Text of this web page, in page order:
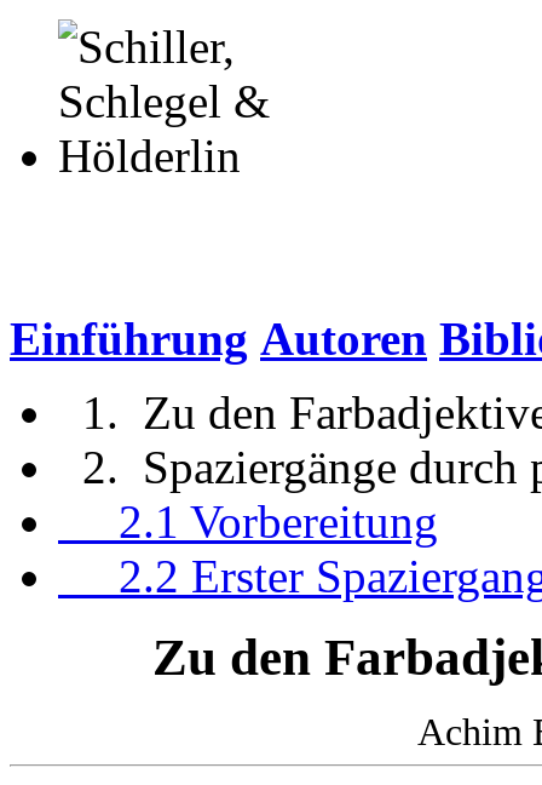
Einführung Autoren
1. Zu den
2. Spaziergänge durch
2.1 Vorbereitung
2.2 Erster
Zu den
Achim